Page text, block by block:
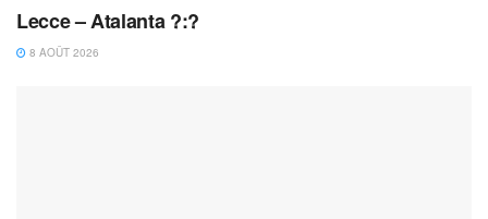
Lecce – Atalanta ?:?
8 AOÛT 2026